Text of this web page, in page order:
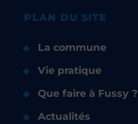
PLAN DU SITE
La commune
Vie pratique
Que faire à Fussy ?
Actualités